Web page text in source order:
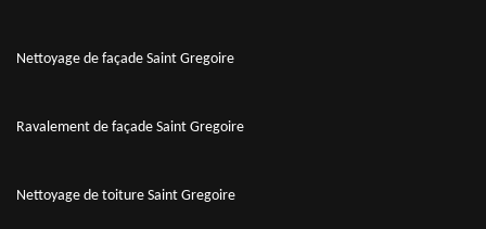
Nettoyage de façade Saint Gregoire
Ravalement de façade Saint Gregoire
Nettoyage de toiture Saint Gregoire